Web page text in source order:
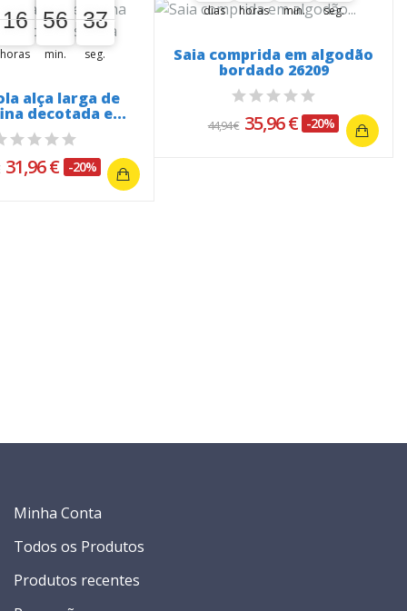
16
16
00
horas
56
56
00
min.
37
36
37
seg.
alça larga de
decotada e...
31,96 € -20%
dias horas min. seg.
Saia comprida em algodão
bordado 26209
44,94 € 35,96 € -20%
Minha Conta
Todos os Produtos
Produtos recentes